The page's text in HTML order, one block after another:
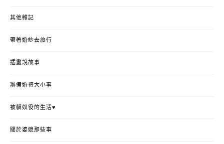
其他雜記
帶著婚紗去旅行
插畫說故事
籌備婚禮大小事
被貓奴役的生活♥
關於婆媳那些事